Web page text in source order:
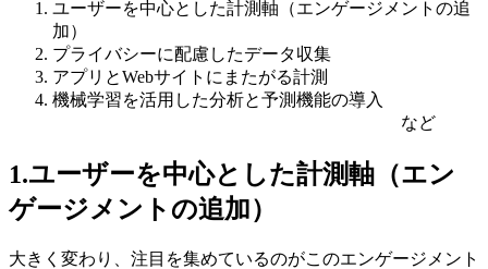
ユーザーを中心とした計測軸（エンゲージメントの追
加）
プライバシーに配慮したデータ収集
アプリとWebサイトにまたがる計測
機械学習を活用した分析と予測機能の導入
など
1.ユーザーを中心とした計測軸（エン
ゲージメントの追加）
大きく変わり、注目を集めているのがこのエンゲージメント